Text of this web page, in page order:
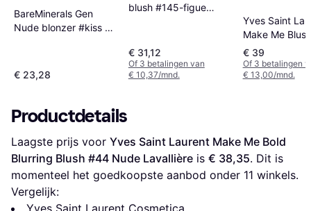
BareMinerals Gen
Nude blonzer #kiss of
€ 23,28
blush #145-figue
€ 31,12
Of 3 betalingen van
€ 10,37/mnd.
Yves Saint
Make Me
Blurring Blush
€ 39
Of 3 betalingen
€ 13,00/mnd.
Productdetails
Laagste prijs voor Yves Saint Laurent Make Me Bold
Blurring Blush #44 Nude Lavallière is € 38,35. Dit is
momenteel het goedkoopste aanbod onder 11 winkels.
Vergelijk:
Yves Saint Laurent Cosmetica